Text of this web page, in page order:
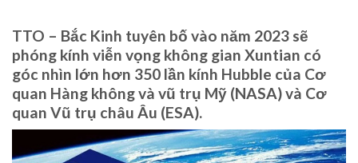
TTO – Bắc Kinh tuyên bố vào năm 2023 sẽ
phóng kính viễn vọng không gian Xuntian có
góc nhìn lớn hơn 350 lần kính Hubble của Cơ
quan Hàng không và vũ trụ Mỹ (NASA) và Cơ
quan Vũ trụ châu Âu (ESA).